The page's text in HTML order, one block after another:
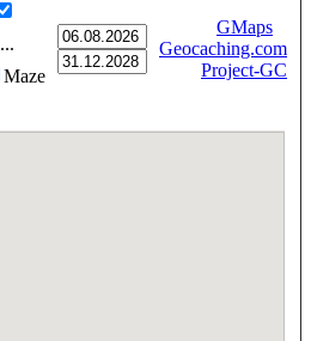
...
Maze
GMaps
Geocaching.com
Project-GC